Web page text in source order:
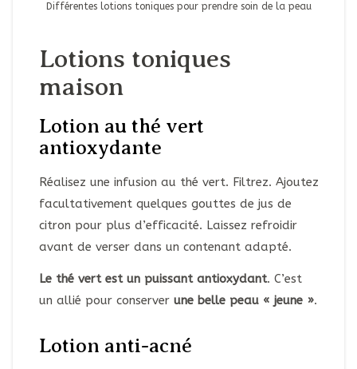
Différentes lotions toniques pour prendre soin de la peau
Lotions toniques
maison
Lotion au thé vert
antioxydante
Réalisez une infusion au thé vert. Filtrez. Ajoutez
facultativement quelques gouttes de jus de
citron pour plus d’efficacité. Laissez refroidir
avant de verser dans un contenant adapté.
Le thé vert est un puissant antioxydant. C’est
un allié pour conserver une belle peau « jeune ».
Lotion anti-acné